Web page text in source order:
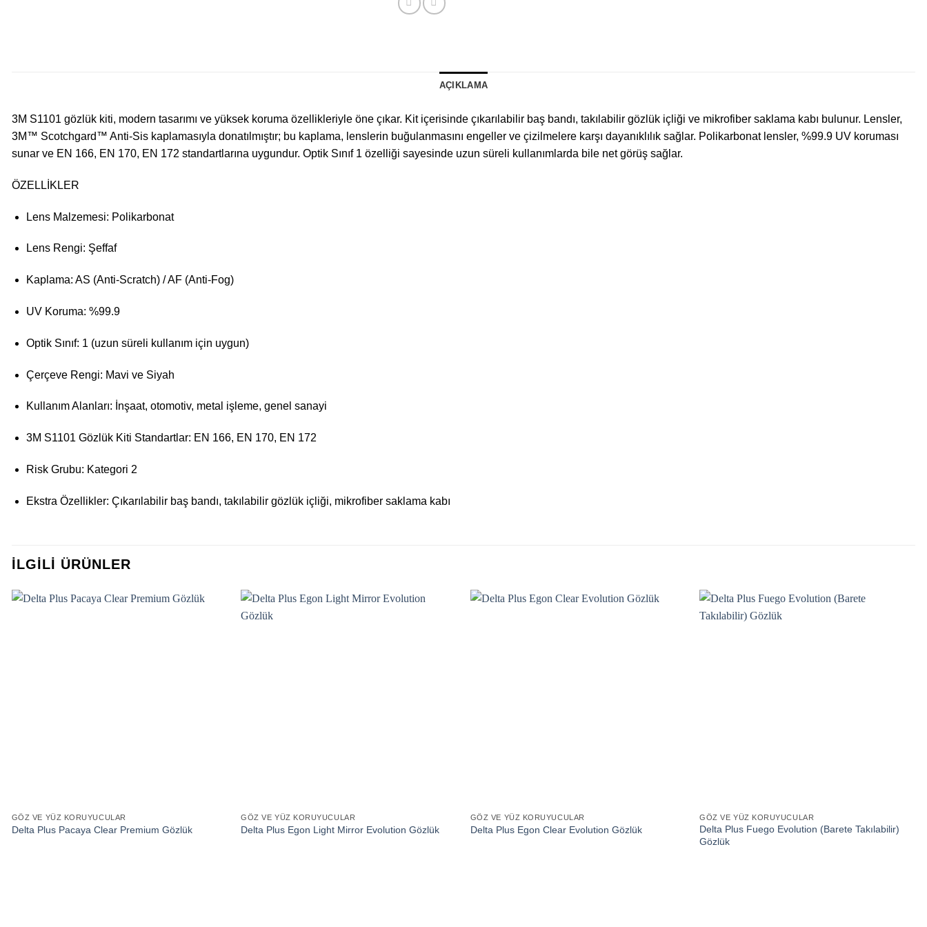
AÇIKLAMA
3M S1101 gözlük kiti, modern tasarımı ve yüksek koruma özellikleriyle öne çıkar. Kit içerisinde çıkarılabilir baş bandı, takılabilir gözlük içliği ve mikrofiber saklama kabı bulunur. Lensler,
3M™ Scotchgard™ Anti-Sis kaplamasıyla donatılmıştır; bu kaplama, lenslerin buğulanmasını engeller ve çizilmelere karşı dayanıklılık sağlar. Polikarbonat lensler, %99.9 UV koruması
sunar ve EN 166, EN 170, EN 172 standartlarına uygundur. Optik Sınıf 1 özelliği sayesinde uzun süreli kullanımlarda bile net görüş sağlar.
ÖZELLİKLER
Lens Malzemesi: Polikarbonat
Lens Rengi: Şeffaf
Kaplama: AS (Anti-Scratch) / AF (Anti-Fog)
UV Koruma: %99.9
Optik Sınıf: 1 (uzun süreli kullanım için uygun)
Çerçeve Rengi: Mavi ve Siyah
Kullanım Alanları: İnşaat, otomotiv, metal işleme, genel sanayi
3M S1101 Gözlük Kiti Standartlar: EN 166, EN 170, EN 172
Risk Grubu: Kategori 2
Ekstra Özellikler: Çıkarılabilir baş bandı, takılabilir gözlük içliği, mikrofiber saklama kabı
İLGILI ÜRÜNLER
GÖZ VE YÜZ KORUYUCULAR
Delta Plus Pacaya Clear Premium Gözlük
GÖZ VE YÜZ KORUYUCULAR
Delta Plus Egon Light Mirror Evolution Gözlük
GÖZ VE YÜZ KORUYUCULAR
Delta Plus Egon Clear Evolution Gözlük
GÖZ VE YÜZ KORUYUCULAR
Delta Plus Fuego Evolution (Barete Takılabilir)
Gözlük